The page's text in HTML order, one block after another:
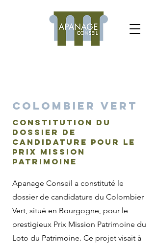
Colombier vert
Constitution du
dossier de
candidature pour le
prix Mission
Patrimoine
Apanage Conseil a constituté le
dossier de candidature du Colombier
Vert, situé en Bourgogne, pour le
prestigieux Prix Mission Patrimoine du
Loto du Patrimoine. Ce projet visait à